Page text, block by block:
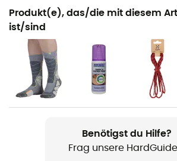
Geeignet für
Wandern / Trekking
Geschlecht
Herren
Gewicht
2 x 475 g
Skuta Mid Proof Eco
Produkt(e), das/die mit diesem
ist/sind
Benötigst du Hilfe?
Frag unsere